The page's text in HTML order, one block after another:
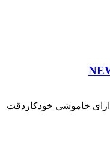
خاموشی خودکاردقت